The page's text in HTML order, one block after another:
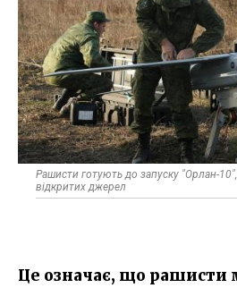
Рашисти готують до запуску "Орлан-
відкритих джерел
Це означає, що рашисти